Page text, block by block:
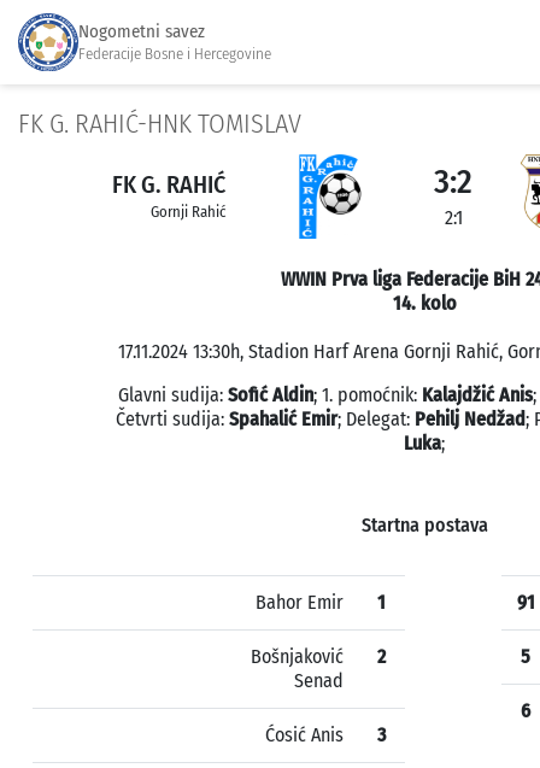
Nogometni savez
Federacije Bosne i Hercegovine
FK G. RAHIĆ-HNK TOMISLAV
FK G. RAHIĆ
Gornji Rahić
3:2
2:1
WWIN Prva liga Federacije BiH
14. kolo
17.11.2024 13:30h, Stadion Harf Arena Gornji Rahić,
Glavni sudija: Sofić Aldin; 1. pomoćnik: Kalajdžić Anis
Četvrti sudija: Spahalić Emir; Delegat: Pehilj Nedžad;
Luka;
Startna postava
Bahor Emir 1
Bošnjaković
Senad
2
Ćosić Anis 3
91
5
6